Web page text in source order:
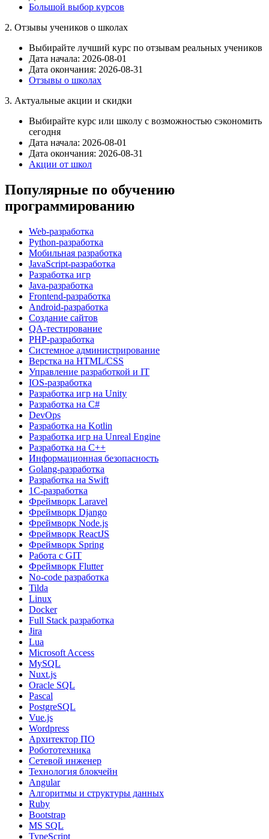
Большой выбор курсов
2. Отзывы учеников о школах
Выбирайте лучший курс по отзывам реальных учеников
Дата начала: 2026-08-01
Дата окончания: 2026-08-31
Отзывы о школах
3. Актуальные акции и скидки
Выбирайте курс или школу с возможностью сэкономить
сегодня
Дата начала: 2026-08-01
Дата окончания: 2026-08-31
Акции от школ
Популярные по обучению
программированию
Web-разработка
Python-разработка
Мобильная разработка
JavaScript-разработка
Разработка игр
Java-разработка
Frontend-разработка
Android-разработка
Создание сайтов
QA-тестирование
PHP-разработка
Системное администрирование
Верстка на HTML/CSS
Управление разработкой и IT
IOS-разработка
Разработка игр на Unity
Разработка на C#
DevOps
Разработка на Kotlin
Разработка игр на Unreal Engine
Разработка на C++
Информационная безопасность
Golang-разработка
Разработка на Swift
1C-разработка
Фреймворк Laravel
Фреймворк Django
Фреймворк Node.js
Фреймворк ReactJS
Фреймворк Spring
Работа с GIT
Фреймворк Flutter
No-code разработка
Tilda
Linux
Docker
Full Stack разработка
Jira
Lua
Microsoft Access
MySQL
Nuxt.js
Oracle SQL
Pascal
PostgreSQL
Vue.js
Wordpress
Архитектор ПО
Робототехника
Сетевой инженер
Технология блокчейн
Angular
Алгоритмы и структуры данных
Ruby
Bootstrap
MS SQL
TypeScript